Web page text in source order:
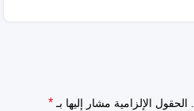
الحقول الإلزامية مشار إليها بـ *